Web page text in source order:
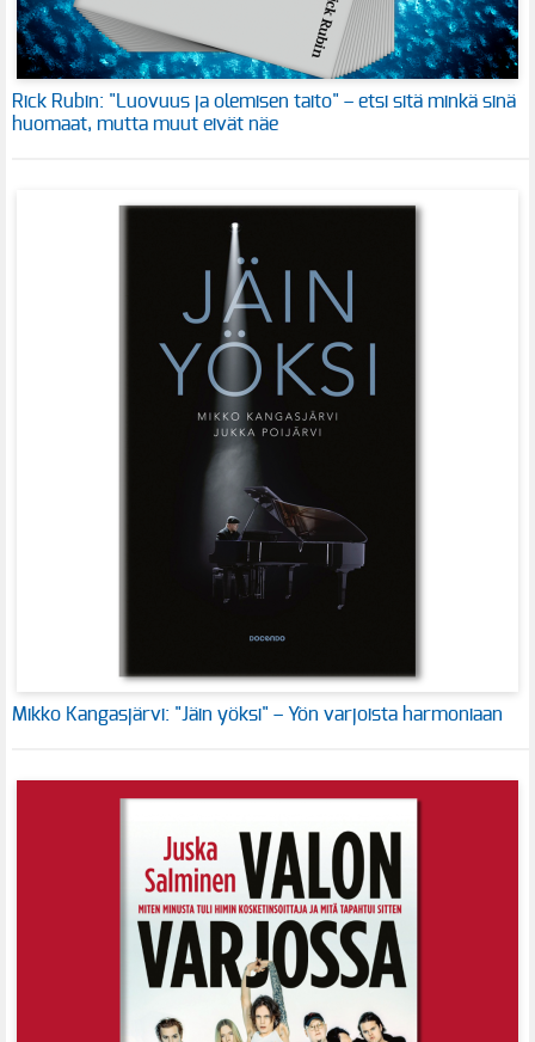
Rick Rubin: "Luovuus ja olemisen taito" – etsi sitä minkä sinä
huomaat, mutta muut eivät näe
Mikko Kangasjärvi: "Jäin yöksi" – Yön varjoista harmoniaan